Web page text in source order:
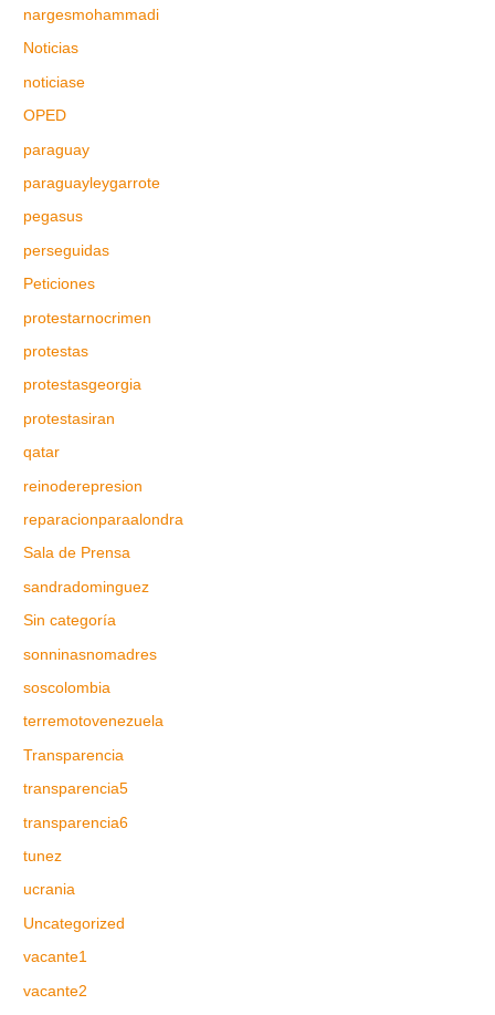
nargesmohammadi
Noticias
noticiase
OPED
paraguay
paraguayleygarrote
pegasus
perseguidas
Peticiones
protestarnocrimen
protestas
protestasgeorgia
protestasiran
qatar
reinoderepresion
reparacionparaalondra
Sala de Prensa
sandradominguez
Sin categoría
sonninasnomadres
soscolombia
terremotovenezuela
Transparencia
transparencia5
transparencia6
tunez
ucrania
Uncategorized
vacante1
vacante2